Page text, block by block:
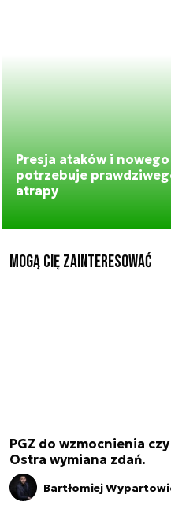
Presja ataków i
potrzebuje
atrapy
Mogą Cię zainteresować
PGZ do wzmocnienia
Ostra wymiana zdań.
Bartłomiej